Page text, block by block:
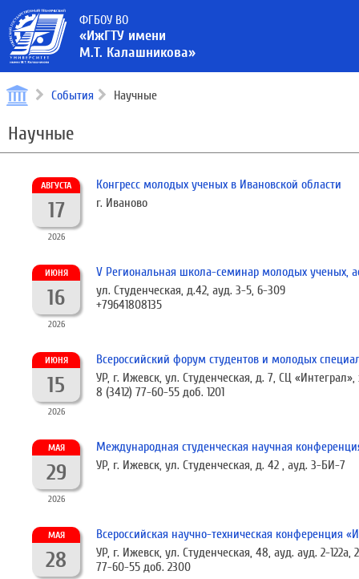
ФГБОУ ВО
«ИжГТУ имени
М.Т. Калашникова»
События Научные
Научные
АВГУСТА
17
2026
Конгресс молодых ученых в Ивановской области
г. Иваново
ИЮНЯ
16
2026
V Региональная школа-семинар молодых ученых,
ул. Студенческая, д.42, ауд. 3-5, 6-309
+79641808135
ИЮНЯ
15
2026
Всероссийский форум студентов и молодых
УР, г. Ижевск, ул. Студенческая, д. 7, СЦ
8 (3412) 77-60-55 доб. 1201
МАЯ
29
2026
Международная студенческая научная
УР, г. Ижевск, ул. Студенческая, д. 42 , ауд. 3-БИ-7
МАЯ
28
Всероссийская научно-техническая
УР, г. Ижевск, ул. Студенческая, 48, ауд. ауд. 2-122а,
77-60-55 доб. 2300